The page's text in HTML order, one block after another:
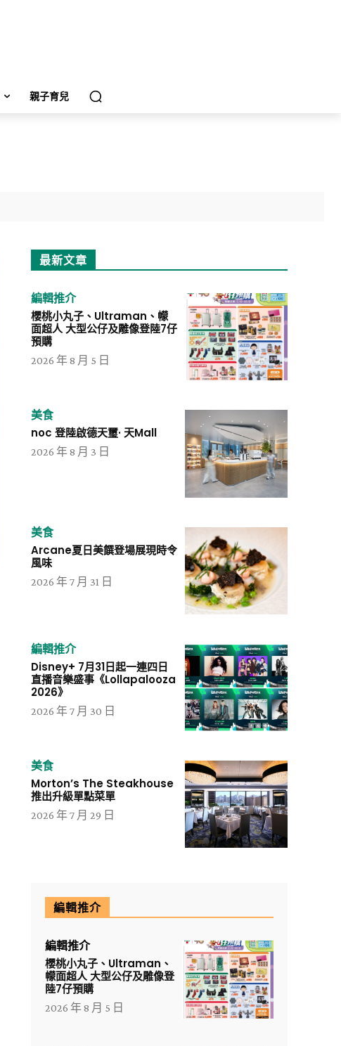
親子育兒
最新文章
編輯推介
櫻桃小丸子、Ultraman、幪
面超人 大型公仔及雕像登陸7仔
預購
2026 年 8 月 5 日
美食
noc 登陸啟德天璽· 天Mall
2026 年 8 月 3 日
美食
Arcane夏日美饌登場展現時令
風味
2026 年 7 月 31 日
編輯推介
Disney+ 7月31日起一連四日
直播音樂盛事《Lollapalooza
2026》
2026 年 7 月 30 日
美食
Morton’s The Steakhouse
推出升級單點菜單
2026 年 7 月 29 日
編輯推介
編輯推介
櫻桃小丸子、Ultraman、
幪面超人 大型公仔及雕像登
陸7仔預購
2026 年 8 月 5 日